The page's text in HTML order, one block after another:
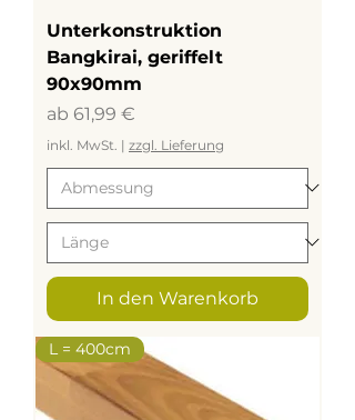
Unterkonstruktion
Bangkirai, geriffelt
90x90mm
ab 61,99 €
Sale-Preis
inkl. MwSt. | zzgl. Lieferung
In den Warenkorb
L = 400cm